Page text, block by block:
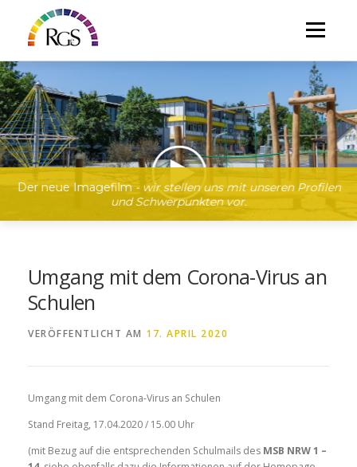
Menü
Der neue Imagefilm - wir stellen uns mit unseren Profilen
und Schwerpunkten vor.
Umgang mit dem Corona-Virus an
Schulen
VERÖFFENTLICHT AM 17. APRIL 2020
Umgang mit dem Corona-Virus an Schulen
Stand Freitag, 17.04.2020 / 15.00 Uhr
(mit Bezug auf die entsprechenden Schulmails des MSB NRW 1 –